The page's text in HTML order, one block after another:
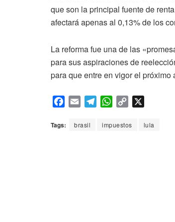
que son la principal fuente de
afectará apenas al 0,13% de los
La reforma fue una de las
para sus aspiraciones de
para que entre en vigor el próximo
c
a
W
a
p
Tags: brasil impuestos lula